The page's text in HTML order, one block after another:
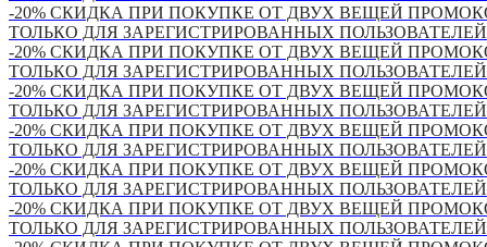
-20% СКИДКА ПРИ ПОКУПКЕ ОТ ДВУХ ВЕЩЕЙ
ТОЛЬКО ДЛЯ ЗАРЕГИСТРИРОВАННЫХ ПОЛЬЗОВАТЕЛЕЙ
-20% СКИДКА ПРИ ПОКУПКЕ ОТ ДВУХ ВЕЩЕЙ
ТОЛЬКО ДЛЯ ЗАРЕГИСТРИРОВАННЫХ ПОЛЬЗОВАТЕЛЕЙ
-20% СКИДКА ПРИ ПОКУПКЕ ОТ ДВУХ ВЕЩЕЙ
ТОЛЬКО ДЛЯ ЗАРЕГИСТРИРОВАННЫХ ПОЛЬЗОВАТЕЛЕЙ
-20% СКИДКА ПРИ ПОКУПКЕ ОТ ДВУХ ВЕЩЕЙ
ТОЛЬКО ДЛЯ ЗАРЕГИСТРИРОВАННЫХ ПОЛЬЗОВАТЕЛЕЙ
-20% СКИДКА ПРИ ПОКУПКЕ ОТ ДВУХ ВЕЩЕЙ
ТОЛЬКО ДЛЯ ЗАРЕГИСТРИРОВАННЫХ ПОЛЬЗОВАТЕЛЕЙ
-20% СКИДКА ПРИ ПОКУПКЕ ОТ ДВУХ ВЕЩЕЙ
ТОЛЬКО ДЛЯ ЗАРЕГИСТРИРОВАННЫХ ПОЛЬЗОВАТЕЛЕЙ